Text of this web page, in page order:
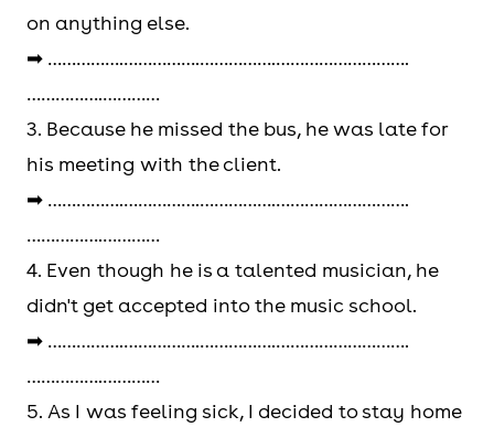
on anything else.
➡ …………….…………….…………….……………………….
…………….…………
3. Because he missed the bus, he was late for
his meeting with the client.
➡ …………….…………….…………….……………………….
…………….…………
4. Even though he is a talented musician, he
didn't get accepted into the music school.
➡ …………….…………….…………….……………………….
…………….…………
5. As I was feeling sick, I decided to stay home